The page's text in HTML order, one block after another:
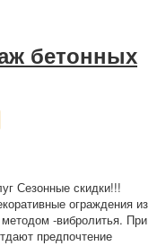
бетонных
Сезонные скидки!!!
ограждения из
-вибролитья. При
предпочтение